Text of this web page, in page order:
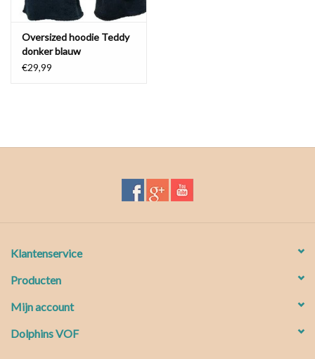
Oversized hoodie Teddy
donker blauw
€29,99
Klantenservice
Producten
Mijn account
Dolphins VOF